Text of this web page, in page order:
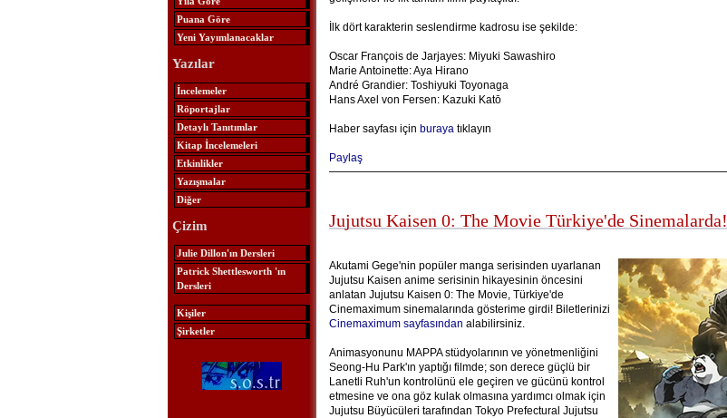
Puana Göre
Yeni Yayımlanacaklar
Yazılar
İncelemeler
Röportajlar
Detaylı Tanıtımlar
Kitap İncelemeleri
Etkinlikler
Yazışmalar
Diğer
Çizim
Julie Dillon'ın Dersleri
Patrick Shettlesworth 'ın
Dersleri
Kişiler
Şirketler
İlk dört karakterin seslendirme kadrosu ise şekilde:
Oscar François de Jarjayes: Miyuki Sawashiro
Marie Antoinette: Aya Hirano
André Grandier: Toshiyuki Toyonaga
Hans Axel von Fersen: Kazuki Katō
Haber sayfası için burayatıklayın
Paylaş
Jujutsu Kaisen 0: The Movie Türkiye'de Sinemalarda!
Akutami Gege'nin popüler manga serisinden uyarlanan
Jujutsu Kaisen anime serisinin hikayesinin öncesini
anlatan Jujutsu Kaisen 0: The Movie, Türkiye'de
Cinemaximum sinemalarında gösterime girdi! Biletlerinizi
Cinemaximum sayfasından alabilirsiniz.
Animasyonunu MAPPA stüdyolarının ve yönetmenliğini
Seong-Hu Park'ın yaptığı filmde; son derece güçlü bir
Lanetli Ruh'un kontrolünü ele geçiren ve gücünü kontrol
etmesine ve ona göz kulak olmasına yardımcı olmak için
Jujutsu Büyücüleri tarafından Tokyo Prefectural Jujutsu